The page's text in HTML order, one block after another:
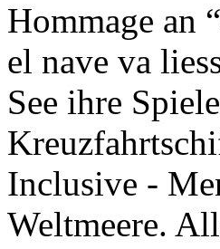
Hommage an
el nave va
See ihre
Inclusive -
Weltmeere.